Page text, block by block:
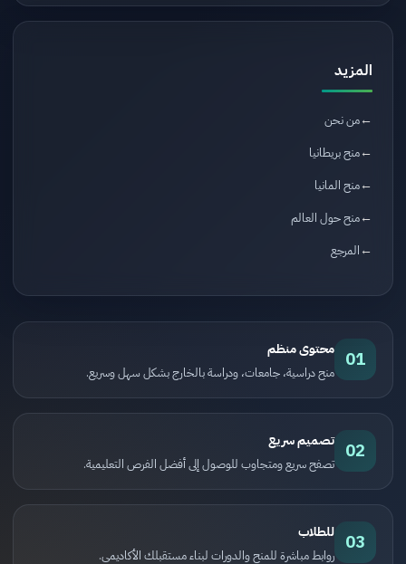
المزيد
من نحن
منح بريطانيا
منح المانيا
منح حول العالم
المرجع
01 محتوى منظم
منح دراسية، جامعات، ودراسة بالخارج بشكل سهل وسريع.
02 تصميم سريع
تصفح سريع ومتجاوب للوصول إلى أفضل الفرص التعليمية.
03 للطلاب
روابط مباشرة للمنح والدورات لبناء مستقبلك الأكاديمي.